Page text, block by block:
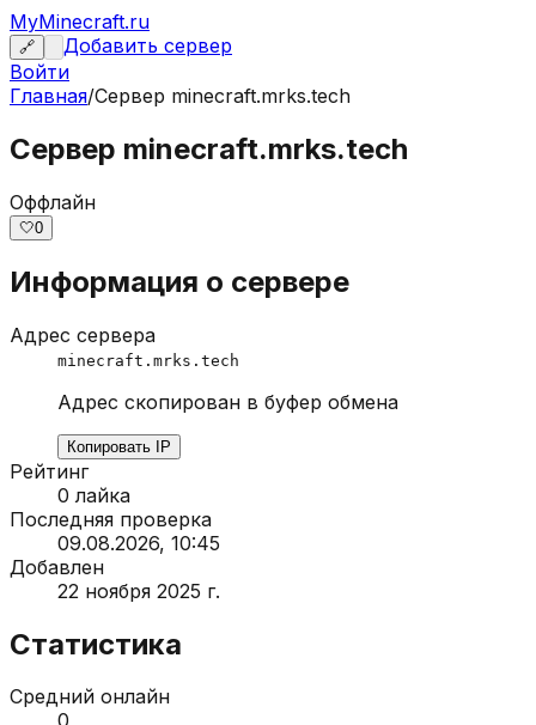
MyMinecraft.ru
🔗
Добавить сервер
Войти
Главная/Сервер minecraft.mrks.tech
Сервер minecraft.mrks.tech
Оффлайн
🤍0
Информация о сервере
Адрес сервера
minecraft.mrks.tech
Адрес скопирован в буфер обмена
Копировать IP
Рейтинг
0 лайка
Последняя проверка
09.08.2026, 10:45
Добавлен
22 ноября 2025 г.
Статистика
Средний онлайн